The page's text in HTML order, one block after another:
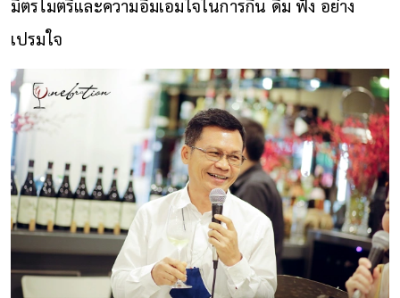
มิตรไมตรีและความอิ่มเอมใจในการกิน ดื่ม ฟัง อย่าง
เปรมใจ